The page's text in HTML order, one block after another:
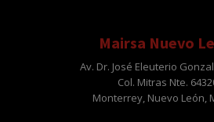
Mairsa Nuevo
Av. Dr. José Eleuterio
Col. Mitras Nte.
Monterrey, Nuevo León,